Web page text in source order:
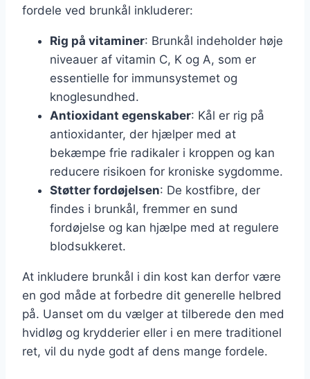
fordele ved brunkål inkluderer:
Rig på vitaminer: Brunkål indeholder høje
niveauer af vitamin C, K og A, som er
essentielle for immunsystemet og
knoglesundhed.
Antioxidant egenskaber: Kål er rig på
antioxidanter, der hjælper med at
bekæmpe frie radikaler i kroppen og kan
reducere risikoen for kroniske sygdomme.
Støtter fordøjelsen: De kostfibre, der
findes i brunkål, fremmer en sund
fordøjelse og kan hjælpe med at regulere
blodsukkeret.
At inkludere brunkål i din kost kan derfor være
en god måde at forbedre dit generelle helbred
på. Uanset om du vælger at tilberede den med
hvidløg og krydderier eller i en mere traditionel
ret, vil du nyde godt af dens mange fordele.